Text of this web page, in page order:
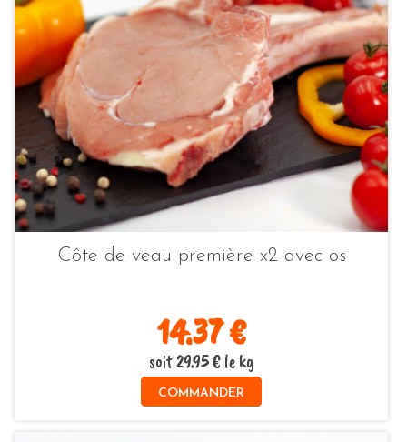
Côte de veau première x2 avec os
14.37 €
soit 29.95 € le kg
COMMANDER